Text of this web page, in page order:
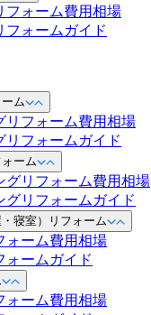
フォーム費用相場
フォームガイド
ム
リフォーム費用相場
リフォームガイド
ーム
グリフォーム費用相場
グリフォームガイド
寝室）リフォーム
ォーム費用相場
ォームガイド
ォーム費用相場